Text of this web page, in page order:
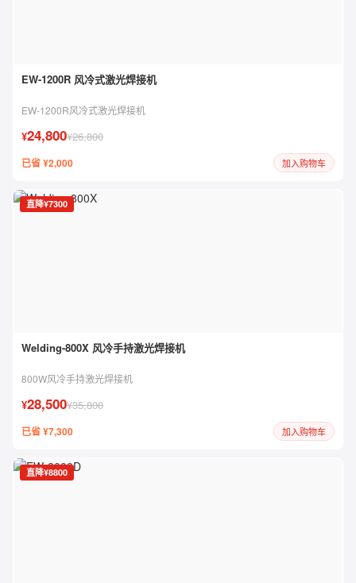
EW-1200R 风冷式激光焊接机
EW-1200R风冷式激光焊接机
¥24,800¥26,800
已省 ¥2,000 加入购物车
直降¥7300
Welding-800X 风冷手持激光焊接机
800W风冷手持激光焊接机
¥28,500¥35,800
已省 ¥7,300 加入购物车
直降¥8800